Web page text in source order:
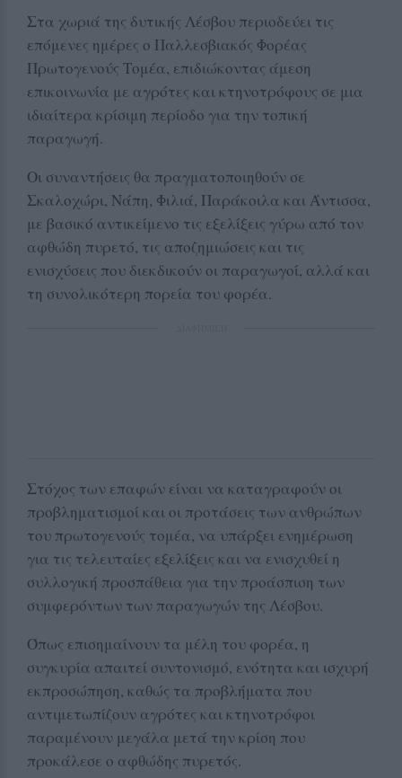
Στα χωριά της δυτικής Λέσβου περιοδεύει τις
επόμενες ημέρες ο Παλλεσβιακός Φορέας
Πρωτογενούς Τομέα, επιδιώκοντας άμεση
επικοινωνία με αγρότες και κτηνοτρόφους σε μια
ιδιαίτερα κρίσιμη περίοδο για την τοπική
παραγωγή.
Οι συναντήσεις θα πραγματοποιηθούν σε
Σκαλοχώρι, Νάπη, Φιλιά, Παράκοιλα και Άντισσα,
με βασικό αντικείμενο τις εξελίξεις γύρω από τον
αφθώδη πυρετό, τις αποζημιώσεις και τις
ενισχύσεις που διεκδικούν οι παραγωγοί, αλλά και
τη συνολικότερη πορεία του φορέα.
Στόχος των επαφών είναι να καταγραφούν οι
προβληματισμοί και οι προτάσεις των ανθρώπων
του πρωτογενούς τομέα, να υπάρξει ενημέρωση
για τις τελευταίες εξελίξεις και να ενισχυθεί η
συλλογική προσπάθεια για την προάσπιση των
συμφερόντων των παραγωγών της Λέσβου.
Όπως επισημαίνουν τα μέλη του φορέα, η
συγκυρία απαιτεί συντονισμό, ενότητα και ισχυρή
εκπροσώπηση, καθώς τα προβλήματα που
αντιμετωπίζουν αγρότες και κτηνοτρόφοι
παραμένουν μεγάλα μετά την κρίση που
προκάλεσε ο αφθώδης πυρετός.